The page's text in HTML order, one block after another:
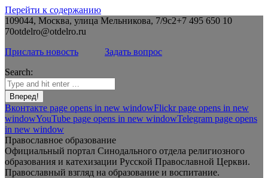
Перейти к содержанию
109044, Москва, улица Мельникова, 7/9с2+7 495 650 10
70otdelro@otdelro.ru
Прислать новость
Задать вопрос
Search:
Вконтакте page opens in new windowFlickr page opens in new
windowYouTube page opens in new windowTelegram page opens
in new window
Православное образование
Официальный портал Синодального отдела религиозного
образования и катехизации Русской Православной Церкви.
Православный взгляд на образование и воспитание.